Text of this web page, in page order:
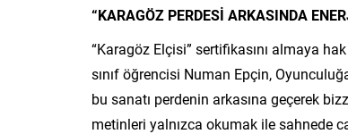
“KARAGÖZ PERDESİ ARKASINDA
“Karagöz Elçisi” sertifikasını almaya
sınıf öğrencisi Numan Epçin,
bu sanatı perdenin arkasına geçerek
metinleri yalnızca okumak ile sahnede